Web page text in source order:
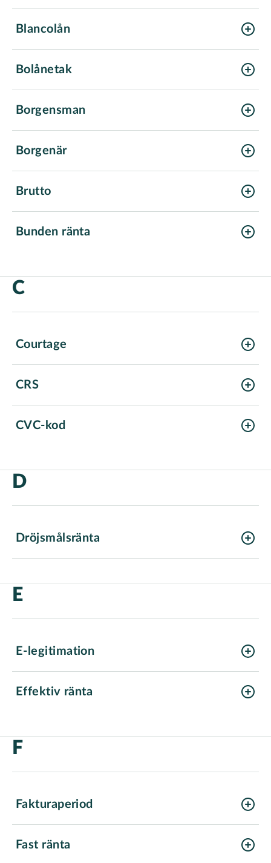
Blancolån
Bolånetak
Borgensman
Borgenär
Brutto
Bunden ränta
C
Courtage
CRS
CVC-kod
D
Dröjsmålsränta
E
E-legitimation
Effektiv ränta
F
Fakturaperiod
Fast ränta